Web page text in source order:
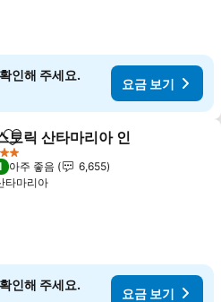
인해 주세요.
요금 보기
즐겨찾기에 추가
토릭 산타마리아 인
아주 좋음
6,655
타마리아
인해 주세요.
요금 보기